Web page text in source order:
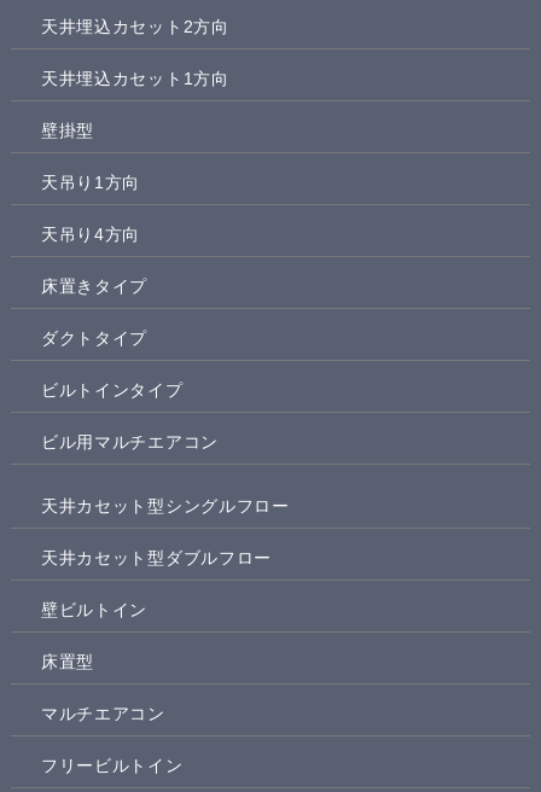
天井埋込カセット2方向
天井埋込カセット1方向
壁掛型
天吊り1方向
天吊り4方向
床置きタイプ
ダクトタイプ
ビルトインタイプ
ビル用マルチエアコン
天井カセット型シングルフロー
天井カセット型ダブルフロー
壁ビルトイン
床置型
マルチエアコン
フリービルトイン